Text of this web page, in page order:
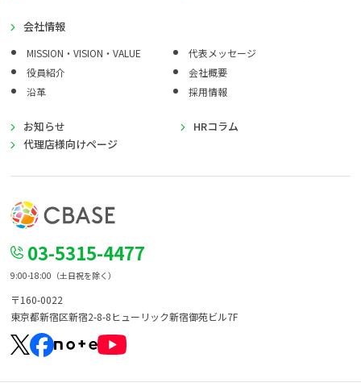
会社情報
MISSION・VISION・VALUE
代表メッセージ
役員紹介
会社概要
沿革
採用情報
お知らせ
HRコラム
代理店様向けページ
03-5315-4477
9:00-18:00（土日祝を除く）
〒160-0022
東京都新宿区新宿2-8-8ヒューリック新宿御苑ビル7F